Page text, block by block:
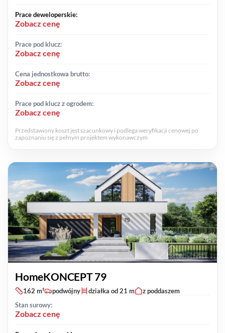
Prace deweloperskie:
Zobacz cenę
Prace pod klucz:
Zobacz cenę
Cena jednostkowa brutto:
Zobacz cenę
Prace pod klucz z ogrodem:
Zobacz cenę
Przedstawiony koszt jest szacunkowy i podlega weryfikacji cenowej po
zapoznaniu się z pełnym projektem wykonawczym
HomeKONCEPT 79
162 m² podwójny działka od 21 m
z poddaszem
Stan surowy:
Zobacz cenę